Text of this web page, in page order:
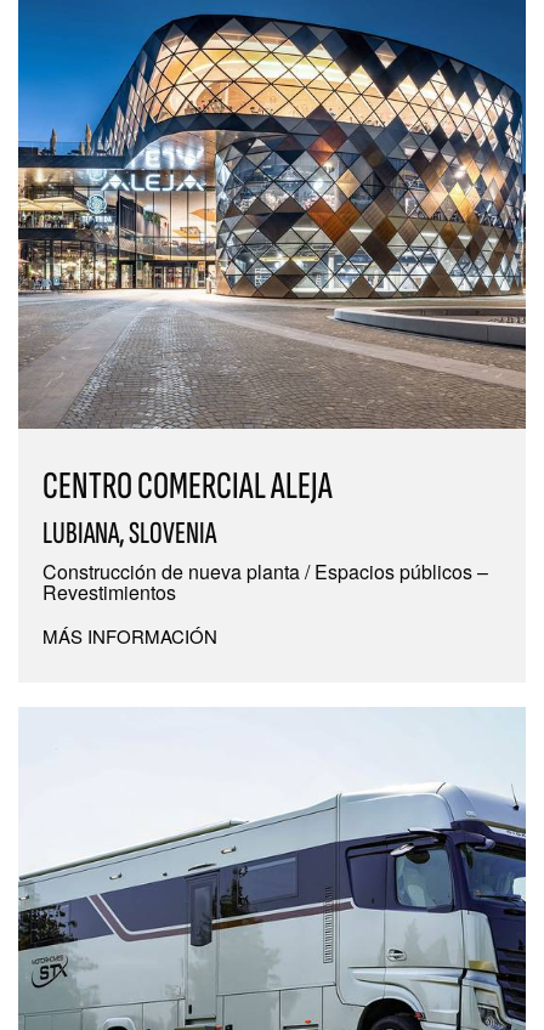
CENTRO COMERCIAL ALEJA
LUBIANA, SLOVENIA
Construcción de nueva planta / Espacios públicos –
Revestimientos
MÁS INFORMACIÓN